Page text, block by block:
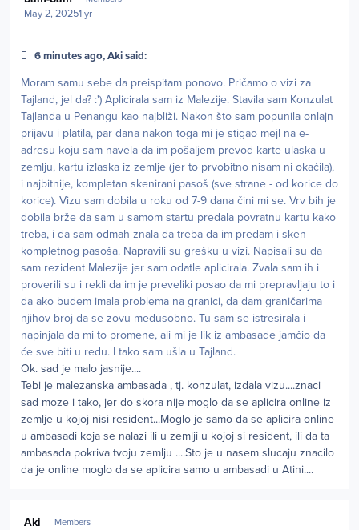
May 2, 20251 yr
6 minutes ago, Aki said:
Moram samu sebe da preispitam ponovo. Pričamo o vizi za
Tajland, jel da? :') Aplicirala sam iz Malezije. Stavila sam Konzulat
Tajlanda u Penangu kao najbliži. Nakon što sam popunila onlajn
prijavu i platila, par dana nakon toga mi je stigao mejl na e-
adresu koju sam navela da im pošaljem prevod karte ulaska u
zemlju, kartu izlaska iz zemlje (jer to prvobitno nisam ni okačila),
i najbitnije, kompletan skenirani pasoš (sve strane - od korice do
korice). Vizu sam dobila u roku od 7-9 dana čini mi se. Vrv bih je
dobila brže da sam u samom startu predala povratnu kartu kako
treba, i da sam odmah znala da treba da im predam i sken
kompletnog pasoša. Napravili su grešku u vizi. Napisali su da
sam rezident Malezije jer sam odatle aplicirala. Zvala sam ih i
proverili su i rekli da im je preveliki posao da mi prepravljaju to i
da ako budem imala problema na granici, da dam graničarima
njihov broj da se zovu međusobno. Tu sam se istresirala i
napinjala da mi to promene, ali mi je lik iz ambasade jamčio da
će sve biti u redu. I tako sam ušla u Tajland.
Ok. sad je malo jasnije....
Tebi je malezanska ambasada , tj. konzulat, izdala vizu....znaci
sad moze i tako, jer do skora nije moglo da se aplicira online iz
zemlje u kojoj nisi resident...Moglo je samo da se aplicira online
u ambasadi koja se nalazi ili u zemlji u kojoj si resident, ili da ta
ambasada pokriva tvoju zemlju ....Sto je u nasem slucaju znacilo
da je online moglo da se aplicira samo u ambasadi u Atini....
Aki Members